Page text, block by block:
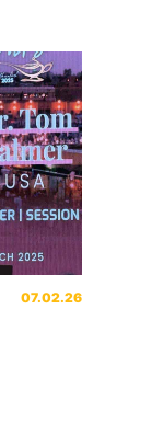
07.02.26